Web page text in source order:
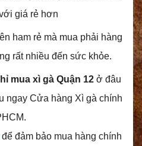
giá rẻ hơn
ham rẻ mà mua phải hàng
rất nhiều đến sức khỏe.
mua xì gà Quận 12 ở đâu
ngay Cửa hàng Xì gà chính
để đảm bảo mua hàng chính